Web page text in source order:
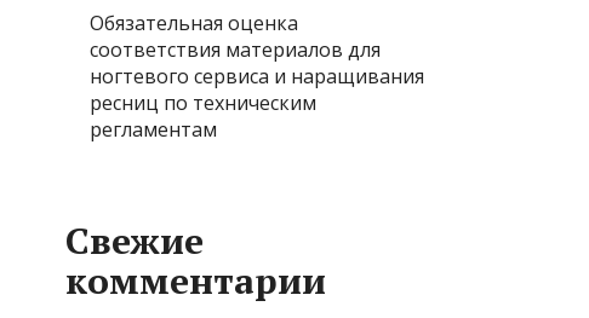
Обязательная оценка
соответствия материалов для
ногтевого сервиса и наращивания
ресниц по техническим
регламентам
Свежие
комментарии